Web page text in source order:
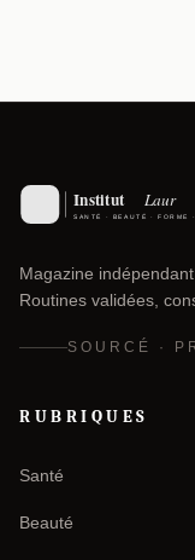
Magazine
Routines validées,
SOURCÉ ·
RUBRIQUES
Santé
Beauté